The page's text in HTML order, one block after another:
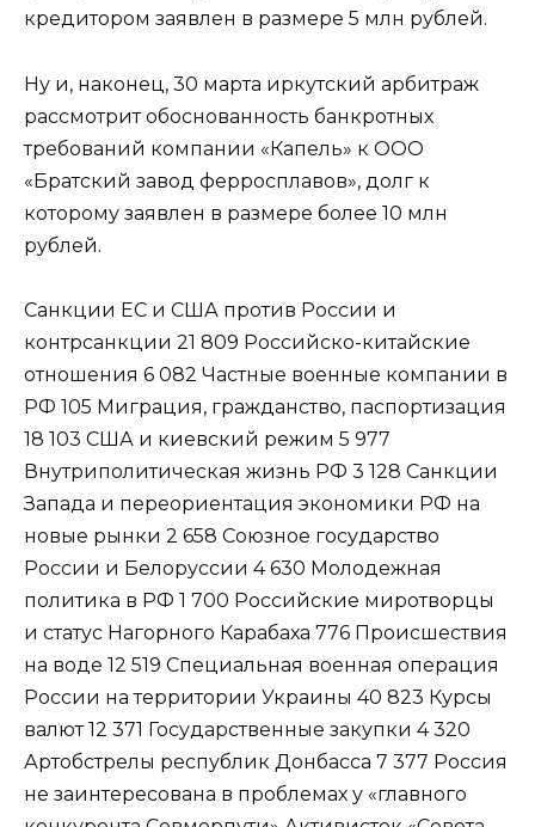
кредитором заявлен в размере 5 млн рублей.
Ну и, наконец, 30 марта иркутский арбитраж
рассмотрит обоснованность банкротных
требований компании «Капель» к ООО
«Братский завод ферросплавов», долг к
которому заявлен в размере более 10 млн
рублей.
Санкции ЕС и США против России и
контрсанкции 21 809 Российско-китайские
отношения 6 082 Частные военные компании в
РФ 105 Миграция, гражданство, паспортизация
18 103 США и киевский режим 5 977
Внутриполитическая жизнь РФ 3 128 Санкции
Запада и переориентация экономики РФ на
новые рынки 2 658 Союзное государство
России и Белоруссии 4 630 Молодежная
политика в РФ 1 700 Российские миротворцы
и статус Нагорного Карабаха 776 Происшествия
на воде 12 519 Специальная военная операция
России на территории Украины 40 823 Курсы
валют12 371 Государственные закупки 4 320
Артобстрелы республик Донбасса 7 377 Россия
не заинтересована в проблемах у «главного